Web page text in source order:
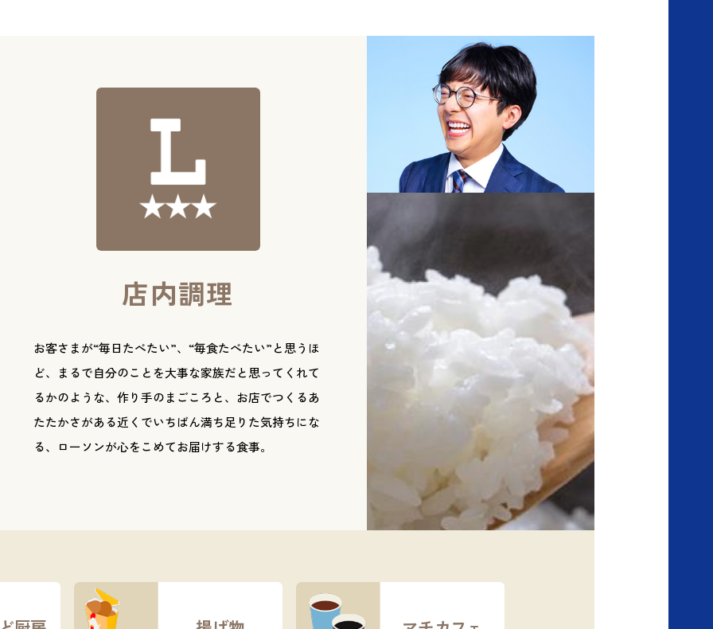
店内調理
お客さまが“毎日たべたい”、“毎食たべたい”と思うほ
ど、まるで自分のことを大事な家族だと思ってくれて
るかのような、作り手のまごころと、お店でつくるあ
たたかさがある近くでいちばん満ち足りた気持ちにな
る、ローソンが心をこめてお届けする食事。